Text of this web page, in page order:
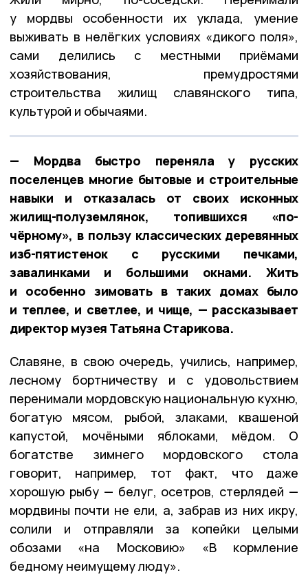
у мордвы особенности их уклада, умение
выживать в нелёгких условиях «дикого поля»,
сами делились с местными приёмами
хозяйствования, премудростями
строительства жилищ славянского типа,
культурой и обычаями.
— Мордва быстро переняла у русских
поселенцев многие бытовые и строительные
навыки и отказалась от своих исконных
жилищ-полуземлянок, топившихся «по-
чёрному», в пользу классических деревянных
изб-пятистенок с русскими печками,
завалинками и большими окнами. Жить
и особенно зимовать в таких домах было
и теплее, и светлее, и чище, — рассказывает
директор музея Татьяна Старикова.
Славяне, в свою очередь, учились, например,
лесному бортничеству и с удовольствием
перенимали мордовскую национальную кухню,
богатую мясом, рыбой, злаками, квашеной
капустой, мочёными яблоками, мёдом. О
богатстве зимнего мордовского стола
говорит, например, тот факт, что даже
хорошую рыбу — белуг, осетров, стерлядей —
мордвины почти не ели, а, забрав из них икру,
солили и отправляли за копейки целыми
обозами «на Московию» «В кормление
бедному неимущему люду».